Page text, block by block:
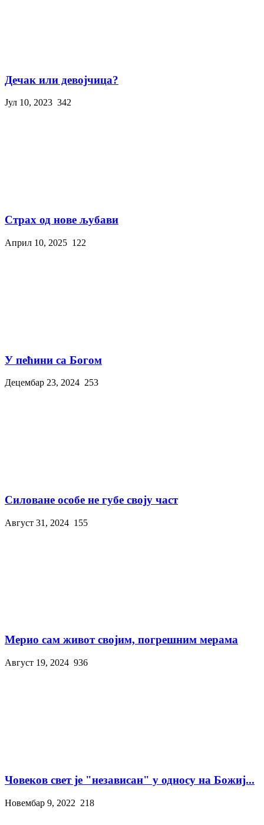
Дечак или девојчица?
Јул 10, 2023 342
Страх од нове љубави
Април 10, 2025 122
У пећини са Богом
Децембар 23, 2024 253
Силоване особе не губе своју част
Август 31, 2024 155
Мерио сам живот својим, погрешним мерама
Август 19, 2024 936
Човеков свет је "независан" у односу на Божиј...
Новембар 9, 2022 218